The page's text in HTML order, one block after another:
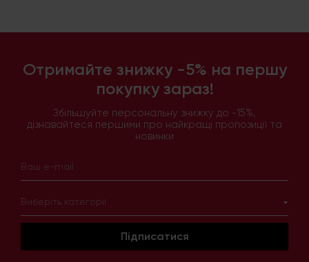
Отримайте знижку -5% на першу
покупку зараз!
Збільшуйте персональну знижку до -15%,
дізнавайтеся першими про найкращі пропозиції та
новинки
Виберіть категорії
Підписатися